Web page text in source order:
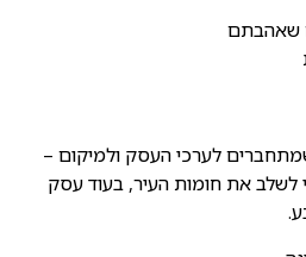
שאהבתם
לערכי העסק ולמיקום –
לשלב את חומות העיר, בעוד עסק